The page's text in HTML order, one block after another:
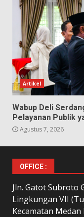
Artikel
Wabup Deli
Pelayanan Publik
Agustus 7, 2026
OFFICE :
Jln. Gatot Subroto
Lingkungan VII
Kecamatan